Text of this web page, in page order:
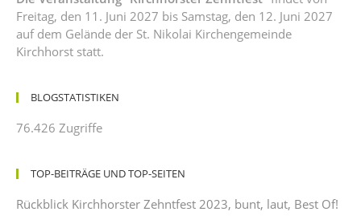
Freitag, den 11. Juni 2027 bis Samstag, den 12. Juni 2027
auf dem Gelände der St. Nikolai Kirchengemeinde
Kirchhorst statt.
BLOGSTATISTIKEN
76.426 Zugriffe
TOP-BEITRÄGE UND TOP-SEITEN
Rückblick Kirchhorster Zehntfest 2023, bunt, laut, Best Of!